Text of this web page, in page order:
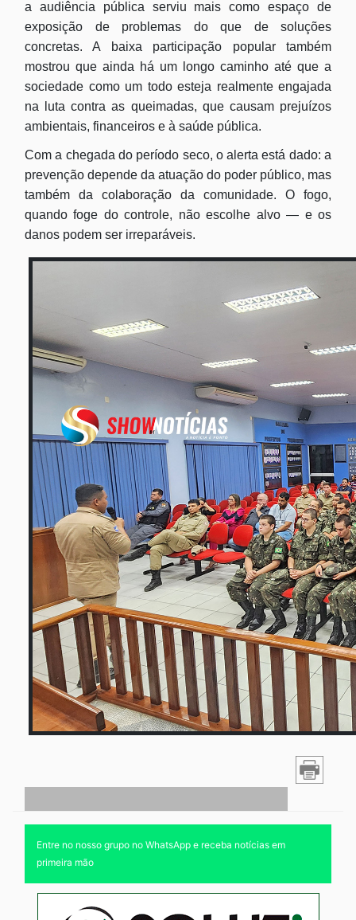
a audiência pública serviu mais como espaço de
exposição de problemas do que de soluções
concretas. A baixa participação popular também
mostrou que ainda há um longo caminho até que a
sociedade como um todo esteja realmente engajada
na luta contra as queimadas, que causam prejuízos
ambientais, financeiros e à saúde pública.
Com a chegada do período seco, o alerta está dado: a
prevenção depende da atuação do poder público, mas
também da colaboração da comunidade. O fogo,
quando foge do controle, não escolhe alvo — e os
danos podem ser irreparáveis.
Entre no nosso grupo no WhatsApp e receba notícias em
primeira mão